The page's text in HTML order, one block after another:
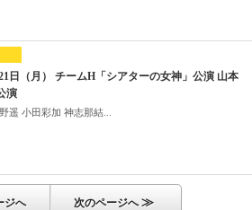
日（月） チームH「シアターの女神」公演 山本
演
遥 小田彩加 神志那結...
ジへ 次のページへ≫